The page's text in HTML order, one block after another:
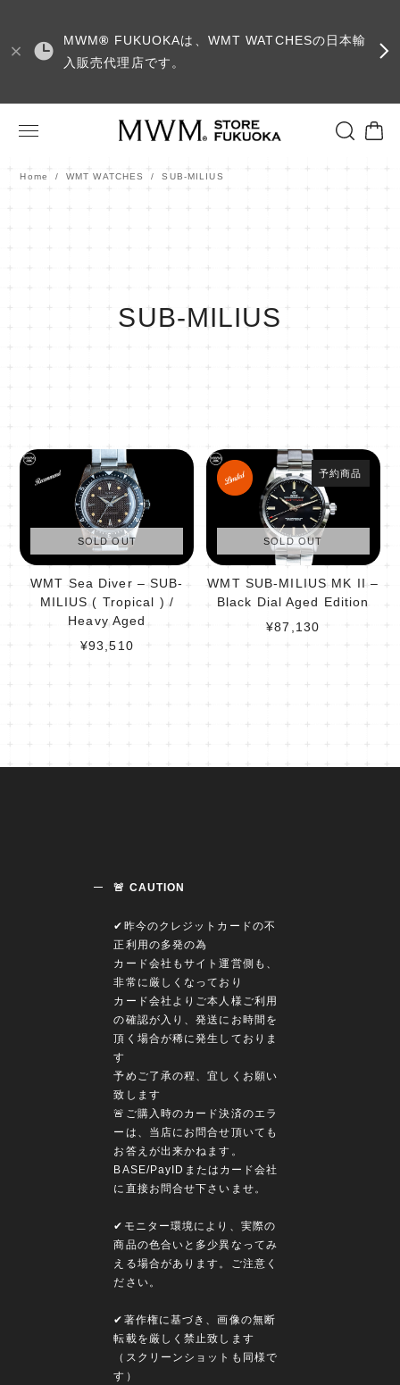
MWM® FUKUOKAは、WMT WATCHESの日本輸
入販売代理店です。
Home WMT WATCHES SUB-MILIUS
SUB-MILIUS
SOLD OUT
WMT Sea Diver – SUB-
MILIUS ( Tropical ) /
Heavy Aged
¥93,510
予約商品
SOLD OUT
WMT SUB-MILIUS MK II –
Black Dial Aged Edition
¥87,130
🚨 CAUTION
✔︎昨今のクレジットカードの不
正利用の多発の為
カード会社もサイト運営側も、
非常に厳しくなっており
カード会社よりご本人様ご利用
の確認が入り、発送にお時間を
頂く場合が稀に発生しておりま
す
予めご了承の程、宜しくお願い
致します
🚨ご購入時のカード決済のエラ
ーは、当店にお問合せ頂いても
お答えが出来かねます。
BASE/PayIDまたはカード会社
に直接お問合せ下さいませ。
✔︎モニター環境により、実際の
商品の色合いと多少異なってみ
える場合があります。ご注意く
ださい。
✔︎著作権に基づき、画像の無断
転載を厳しく禁止致します
（スクリーンショットも同様で
す）